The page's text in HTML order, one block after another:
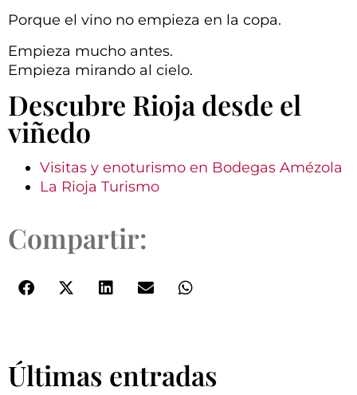
Porque el vino no empieza en la copa.
Empieza mucho antes.
Empieza mirando al cielo.
Descubre Rioja desde el
viñedo
Visitas y enoturismo en Bodegas Amézola
La Rioja Turismo
Compartir:
Últimas entradas